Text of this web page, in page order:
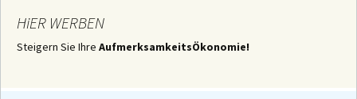
HiER WERBEN
Steigern Sie Ihre AufmerksamkeitsÖkonomie!